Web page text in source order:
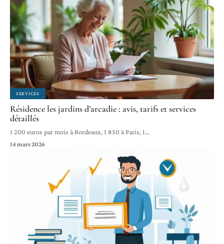
SERVICES
Résidence les jardins d’arcadie : avis, tarifs et services
détaillés
1 200 euros par mois à Bordeaux, 1 850 à Paris, 1…
14 mars 2026